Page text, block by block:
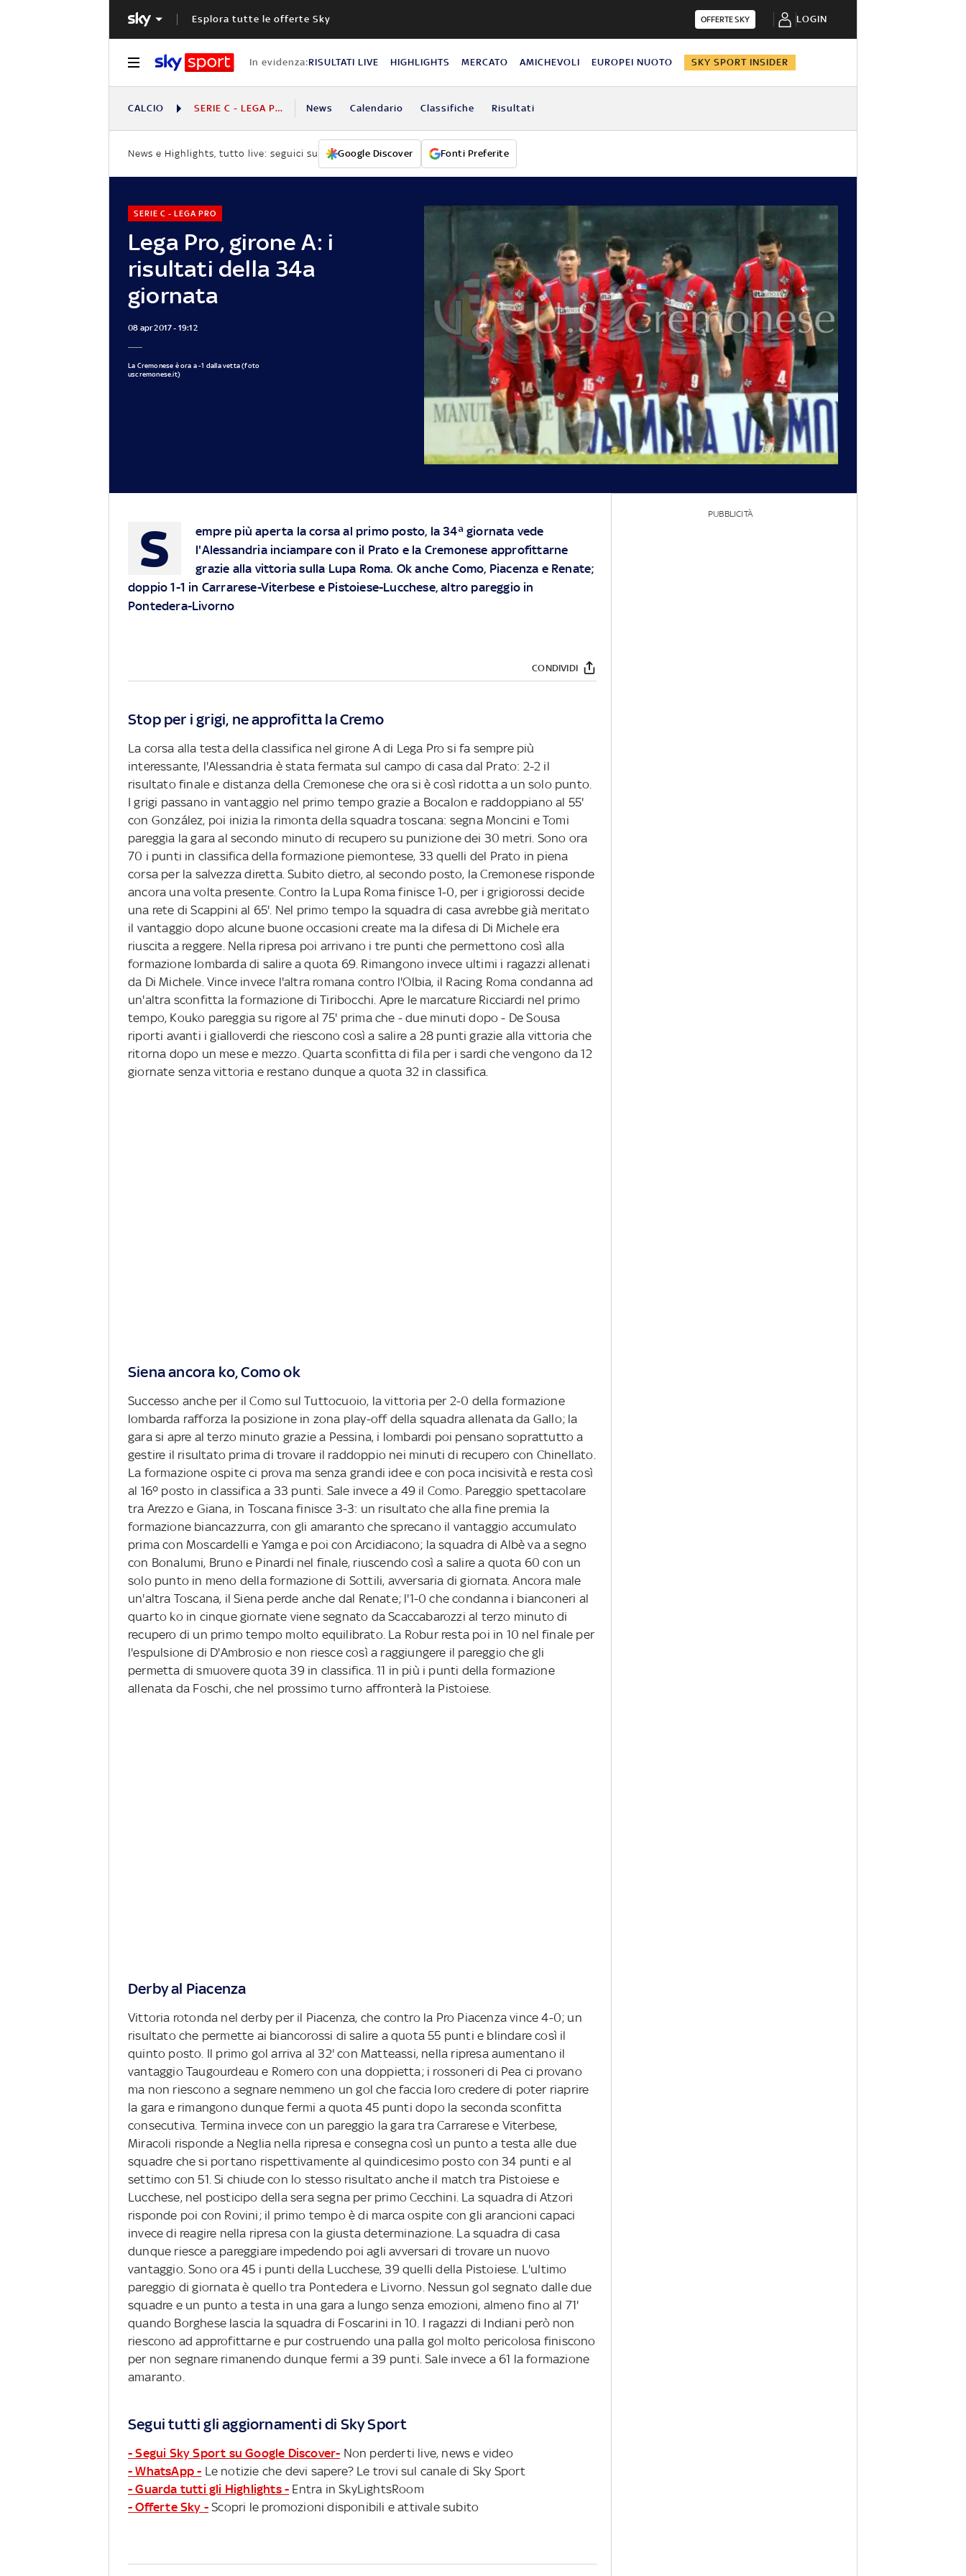
Esplora tutte le offerte Sky OFFERTE SKY LOGIN
In evidenza:RISULTATI LIVE HIGHLIGHTS MERCATO AMICHEVOLI EUROPEI NUOTO SKY SPORT INSIDER
CALCIO SERIE C - LEGA PRO News Calendario Classifiche Risultati
News e Highlights, tutto live: seguici su Google Discover Fonti Preferite
Lega Pro, girone A: i
risultati della 34a
giornata
SERIE C - LEGA PRO
08 apr 2017 - 19:12
La Cremonese è ora a -1 dalla vetta (foto
uscremonese.it)
S
empre più aperta la corsa al primo posto, la 34ª giornata vede
l'Alessandria inciampare con il Prato e la Cremonese approfittarne
grazie alla vittoria sulla Lupa Roma. Ok anche Como, Piacenza e Renate;
doppio 1-1 in Carrarese-Viterbese e Pistoiese-Lucchese, altro pareggio in
Pontedera-Livorno
CONDIVIDI
Stop per i grigi, ne approfitta la Cremo
La corsa alla testa della classifica nel girone A di Lega Pro si fa sempre più
interessante, l'Alessandria è stata fermata sul campo di casa dal Prato: 2-2 il
risultato finale e distanza della Cremonese che ora si è così ridotta a un solo punto.
I grigi passano in vantaggio nel primo tempo grazie a Bocalon e raddoppiano al 55'
con González, poi inizia la rimonta della squadra toscana: segna Moncini e Tomi
pareggia la gara al secondo minuto di recupero su punizione dei 30 metri. Sono ora
70 i punti in classifica della formazione piemontese, 33 quelli del Prato in piena
corsa per la salvezza diretta. Subito dietro, al secondo posto, la Cremonese risponde
ancora una volta presente. Contro la Lupa Roma finisce 1-0, per i grigiorossi decide
una rete di Scappini al 65'. Nel primo tempo la squadra di casa avrebbe già meritato
il vantaggio dopo alcune buone occasioni create ma la difesa di Di Michele era
riuscita a reggere. Nella ripresa poi arrivano i tre punti che permettono così alla
formazione lombarda di salire a quota 69. Rimangono invece ultimi i ragazzi allenati
da Di Michele. Vince invece l'altra romana contro l'Olbia, il Racing Roma condanna ad
un'altra sconfitta la formazione di Tiribocchi. Apre le marcature Ricciardi nel primo
tempo, Kouko pareggia su rigore al 75' prima che - due minuti dopo - De Sousa
riporti avanti i gialloverdi che riescono così a salire a 28 punti grazie alla vittoria che
ritorna dopo un mese e mezzo. Quarta sconfitta di fila per i sardi che vengono da 12
giornate senza vittoria e restano dunque a quota 32 in classifica.
Siena ancora ko, Como ok
Successo anche per il Como sul Tuttocuoio, la vittoria per 2-0 della formazione
lombarda rafforza la posizione in zona play-off della squadra allenata da Gallo; la
gara si apre al terzo minuto grazie a Pessina, i lombardi poi pensano soprattutto a
gestire il risultato prima di trovare il raddoppio nei minuti di recupero con Chinellato.
La formazione ospite ci prova ma senza grandi idee e con poca incisività e resta così
al 16º posto in classifica a 33 punti. Sale invece a 49 il Como. Pareggio spettacolare
tra Arezzo e Giana, in Toscana finisce 3-3: un risultato che alla fine premia la
formazione biancazzurra, con gli amaranto che sprecano il vantaggio accumulato
prima con Moscardelli e Yamga e poi con Arcidiacono; la squadra di Albè va a segno
con Bonalumi, Bruno e Pinardi nel finale, riuscendo così a salire a quota 60 con un
solo punto in meno della formazione di Sottili, avversaria di giornata. Ancora male
un'altra Toscana, il Siena perde anche dal Renate; l'1-0 che condanna i bianconeri al
quarto ko in cinque giornate viene segnato da Scaccabarozzi al terzo minuto di
recupero di un primo tempo molto equilibrato. La Robur resta poi in 10 nel finale per
l'espulsione di D'Ambrosio e non riesce così a raggiungere il pareggio che gli
permetta di smuovere quota 39 in classifica. 11 in più i punti della formazione
allenata da Foschi, che nel prossimo turno affronterà la Pistoiese.
Derby al Piacenza
Vittoria rotonda nel derby per il Piacenza, che contro la Pro Piacenza vince 4-0; un
risultato che permette ai biancorossi di salire a quota 55 punti e blindare così il
quinto posto. Il primo gol arriva al 32' con Matteassi, nella ripresa aumentano il
vantaggio Taugourdeau e Romero con una doppietta; i rossoneri di Pea ci provano
ma non riescono a segnare nemmeno un gol che faccia loro credere di poter riaprire
la gara e rimangono dunque fermi a quota 45 punti dopo la seconda sconfitta
consecutiva. Termina invece con un pareggio la gara tra Carrarese e Viterbese,
Miracoli risponde a Neglia nella ripresa e consegna così un punto a testa alle due
squadre che si portano rispettivamente al quindicesimo posto con 34 punti e al
settimo con 51. Si chiude con lo stesso risultato anche il match tra Pistoiese e
Lucchese, nel posticipo della sera segna per primo Cecchini. La squadra di Atzori
risponde poi con Rovini; il primo tempo è di marca ospite con gli arancioni capaci
invece di reagire nella ripresa con la giusta determinazione. La squadra di casa
dunque riesce a pareggiare impedendo poi agli avversari di trovare un nuovo
vantaggio. Sono ora 45 i punti della Lucchese, 39 quelli della Pistoiese. L'ultimo
pareggio di giornata è quello tra Pontedera e Livorno. Nessun gol segnato dalle due
squadre e un punto a testa in una gara a lungo senza emozioni, almeno fino al 71'
quando Borghese lascia la squadra di Foscarini in 10. I ragazzi di Indiani però non
riescono ad approfittarne e pur costruendo una palla gol molto pericolosa finiscono
per non segnare rimanendo dunque fermi a 39 punti. Sale invece a 61 la formazione
amaranto.
Segui tutti gli aggiornamenti di Sky Sport
- Segui Sky Sport su Google Discover- Non perderti live, news e video
- WhatsApp - Le notizie che devi sapere? Le trovi sul canale di Sky Sport
- Guarda tutti gli Highlights - Entra in SkyLightsRoom
- Offerte Sky - Scopri le promozioni disponibili e attivale subito
PUBBLICITÀ